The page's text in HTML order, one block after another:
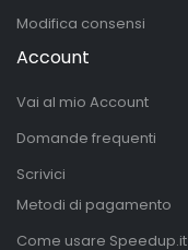
Modifica consensi
Account
Vai al mio Account
Domande frequenti
Scrivici
Metodi di pagamento
Come usare Speedup.it